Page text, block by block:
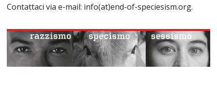
Contattaci via e-mail: info(at)end-of-speciesism.org.